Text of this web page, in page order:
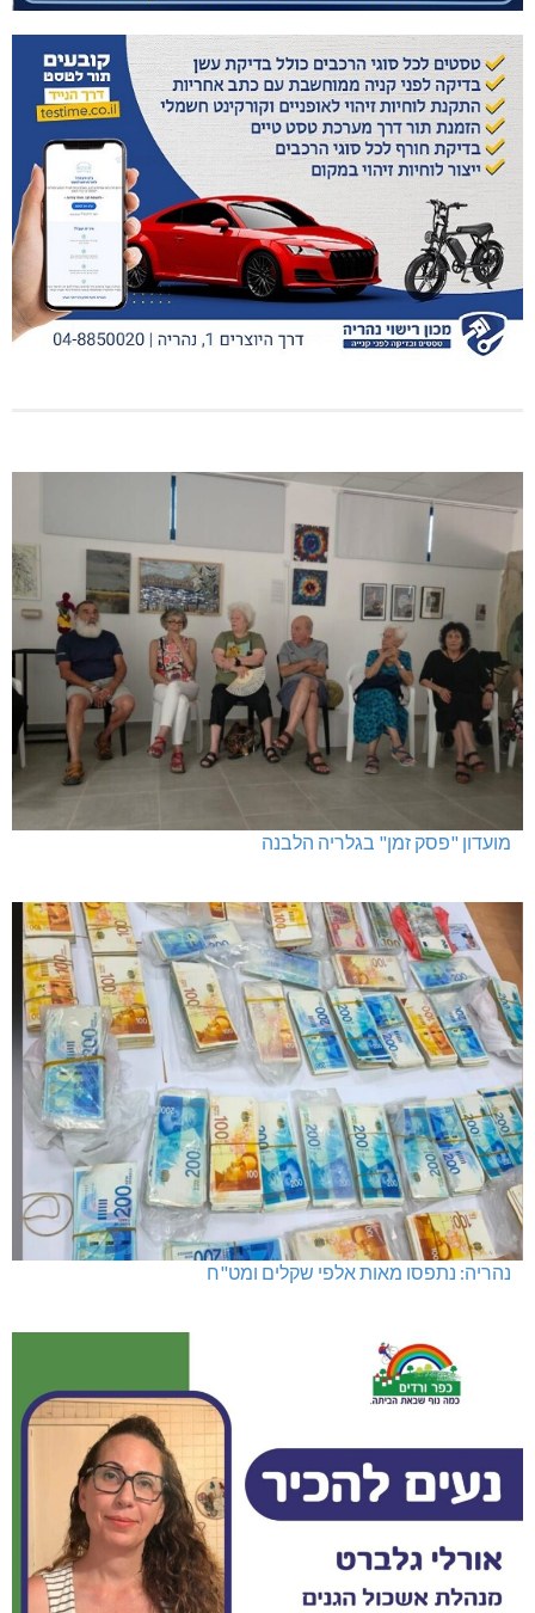
מועדון "פסק זמן" בגלריה הלבנה
נהריה: נתפסו מאות אלפי שקלים ומט"ח